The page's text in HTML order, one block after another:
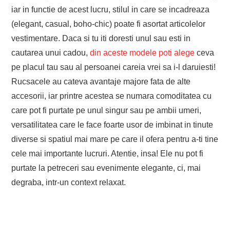
iar in functie de acest lucru, stilul in care se incadreaza
(elegant, casual, boho-chic) poate fi asortat articolelor
vestimentare. Daca si tu iti doresti unul sau esti in
cautarea unui cadou,din aceste modele poti alege ceva
pe placul tau sau al persoanei careia vrei sa i-l daruiesti!
Rucsacele au cateva avantaje majore fata de alte
accesorii, iar printre acestea se numara comoditatea cu
care pot fi purtate pe unul singur sau pe ambii umeri,
versatilitatea care le face foarte usor de imbinat in tinute
diverse si spatiul mai mare pe care il ofera pentru a-ti tine
cele mai importante lucruri. Atentie, insa! Ele nu pot fi
purtate la petreceri sau evenimente elegante, ci, mai
degraba, intr-un context relaxat.